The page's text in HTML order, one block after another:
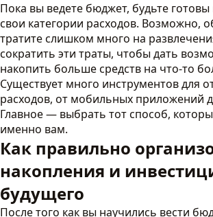
Пока вы ведете бюджет, будьте
свои категории расходов. Возможно,
тратите слишком много на
сократить эти траты, чтобы дать
накопить больше средств на что-то
Существует много инструментов для
расходов, от мобильных приложений
Главное — выбрать тот способ,
именно вам.
Как правильно
накопления и
будущего
После того как вы научились вести